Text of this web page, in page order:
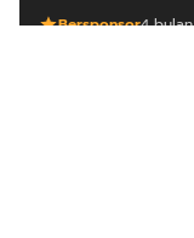
Bersponsor4